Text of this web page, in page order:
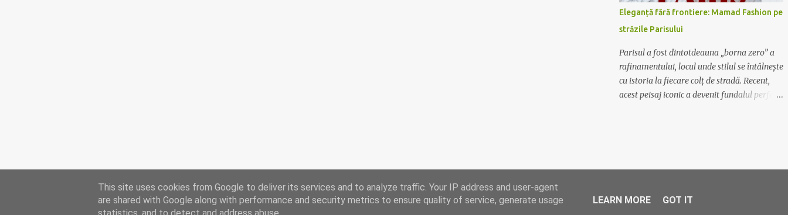
formale, la rochiile scurte și lejere, ideale
pentru plimbările în oraș sau ieșirile cu
prietenii, colecția noastră acoperă toate
gusturile și preferințele. Calitate și
rafinament Fiecare rochie Mamad Fashion
este creată cu atenție la detalii, folosind
materiale de calitate superioară ce oferă
Eleganță fără frontiere: Mamad Fashion pe
străzile Parisului
Parisul a fost dintotdeauna „borna zero” a
rafinamentului, locul unde stilul se întâlnește
cu istoria la fiecare colț de stradă. Recent,
acest peisaj iconic a devenit fundalul perfect
arhitectura metalică a turnului și farmecul
This site uses cookies from Google to deliver its services and to analyze traffic. Your IP address and user-agent
are shared with Google along with performance and security metrics to ensure quality of service, generate usage
LEARN MORE GOT IT